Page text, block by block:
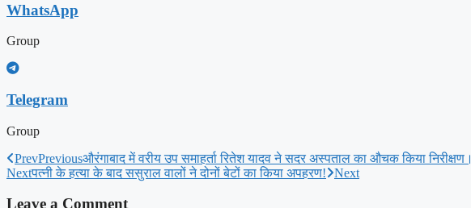
WhatsApp
Group
Telegram
Group
PrevPreviousऔरंगाबाद में वरीय उप समाहर्ता रितेश यादव ने सदर अस्पताल का औचक किया निरीक्षण।
Nextपत्नी के हत्या के बाद ससुराल वालों ने दोनों बेटों का किया अपहरण! Next
Leave a Comment